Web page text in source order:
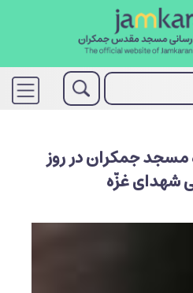
مسجد جمکران در روز
شهدای غزّه